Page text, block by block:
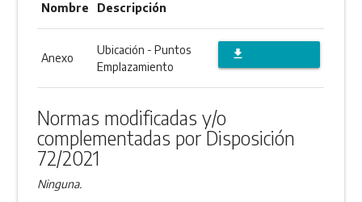
Nombre Descripción
Anexo
Ubicación - Puntos
Emplazamiento
file_download
Normas modificadas y/o
complementadas por Disposición
72/2021
Ninguna.